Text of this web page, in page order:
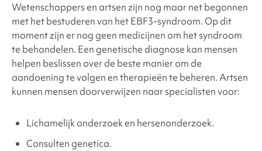
Wetenschappers en artsen zijn nog maar net begonnen
met het bestuderen van het EBF3-syndroom. Op dit
moment zijn er nog geen medicijnen om het syndroom
te behandelen. Een genetische diagnose kan mensen
helpen beslissen over de beste manier om de
aandoening te volgen en therapieën te beheren. Artsen
kunnen mensen doorverwijzen naar specialisten voor:
Lichamelijk onderzoek en hersenonderzoek.
Consulten genetica.